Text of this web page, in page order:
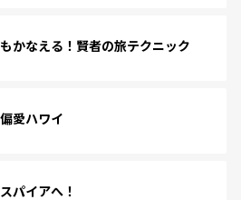
かなえる！賢者の旅テクニック
愛ハワイ
パイアへ！